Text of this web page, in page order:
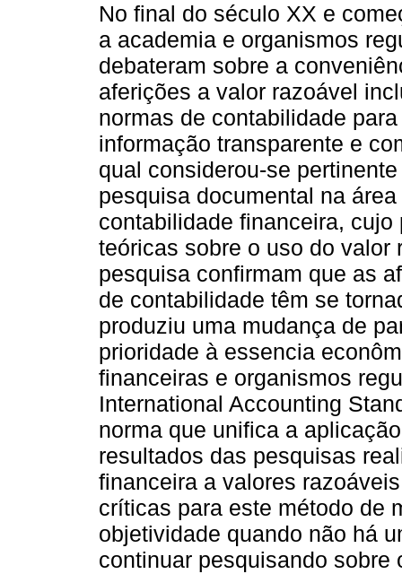
No final do século XX e
a academia e organismos
debateram sobre a
aferições a valor razoável
normas de contabilidade
informação transparente e
qual considerou-se
pesquisa documental na área
contabilidade financeira,
teóricas sobre o uso do valor
pesquisa confirmam que as
de contabilidade têm se
produziu uma mudança de
prioridade à essencia
financeiras e organismos
International Accounting
norma que unifica a
resultados das pesquisas
financeira a valores
críticas para este método de
objetividade quando não há
continuar pesquisando sobre